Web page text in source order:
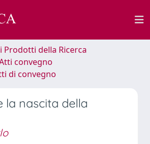
Prodotti della Ricerca
convegno
di convegno
la nascita della